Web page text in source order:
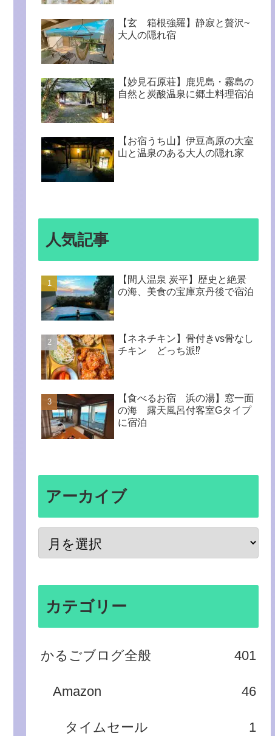
【玄 箱根強羅】静寂と贅沢~
大人の隠れ宿
【妙見石原荘】鹿児島・霧島の
自然と炭酸温泉に郷土料理宿泊
【お宿うち山】伊豆高原の大室
山と温泉のある大人の隠れ家
人気記事
【間人温泉 炭平】歴史と絶景
の海、美食の宝庫京丹後で宿泊
【ネネチキン】骨付きvs骨なし
チキン どっち派⁉︎
【食べるお宿 浜の湯】窓一面
の海 露天風呂付客室Gタイプ
に宿泊
アーカイブ
カテゴリー
かるごブログ全般 401
Amazon 46
タイムセール 1